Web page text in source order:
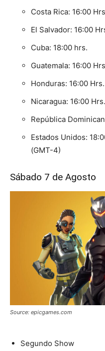
Costa Rica: 16:00
El Salvador: 16:00
Cuba: 18:00 hrs.
Guatemala: 16:00
Honduras: 16:00 Hrs.
Nicaragua: 16:00 Hrs.
República
Estados Unidos:
(GMT-4)
Sábado 7 de Agosto
Source: epicgames.com
Segundo Show